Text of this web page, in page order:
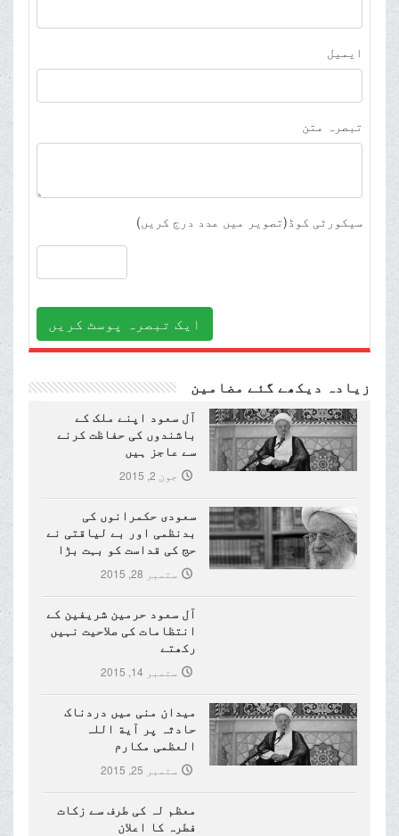
ایمیل
تبصرہ متن
سیکورٹی کوڈ(تصویر میں عدد درج کریں)
ایک تبصرہ پوسٹ کریں
زیادہ دیکھے گئے مضامین
آل سعود اپنے ملک کے
باشندوں کی حفاظت کرنے
سے عاجز ہیں
جون 2, 2015
سعودی حکمرانوں کی
بدنظمی اور بے لیاقتی نے
حج کی قداست کو بہت بڑا
نقصان پہنچایا ہے
ستمبر 28, 2015
آل سعود حرمین شریفین کے
انتظامات کی صلاحیت نہیں
رکھتے
ستمبر 14, 2015
میدان منی میں دردناک
حادثہ پر آیة اللہ
العظمی مکارم
شیرازی(مدظلہ)کا تعزیتی
پیغام
ستمبر 25, 2015
معظم لہ کی طرف سے زکات
فطرہ کا اعلان